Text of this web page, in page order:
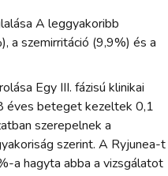
A leggyakoribb
a szemirritáció (9,9%) és a
Egy III. fázisú klinikai
éves beteget kezeltek 0,1
szerepelnek a
szerint. A Ryjunea-t
a hagyta abba a vizsgálatot